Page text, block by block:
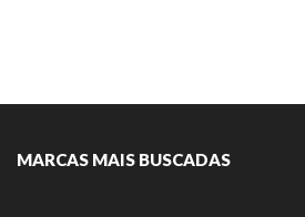
MARCAS MAIS BUSCADAS